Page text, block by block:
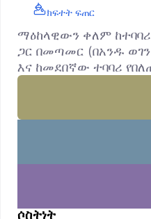
ክፍተት ፍጠር
ማዕከላዊውን ቀለም
ጋር በመጣመር (በአንዱ
እና ከመደበኛው ተባባሪ
ሶስትነት